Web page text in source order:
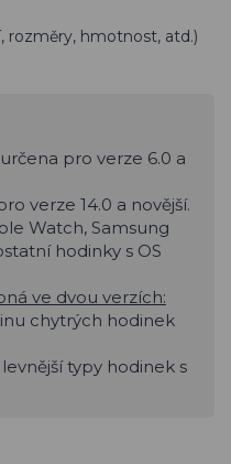
rozměry, hmotnost, atd.)
pro verze 6.0 a
verze 14.0 a novější.
Watch, Samsung
hodinky s OS
ve dvou verzích:
chytrých hodinek
typy hodinek s